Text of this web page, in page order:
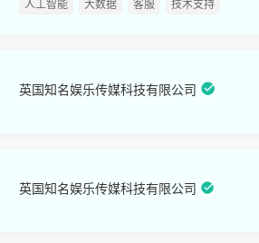
英国知名娱乐传媒科技有限公司
英国知名娱乐传媒科技有限公司